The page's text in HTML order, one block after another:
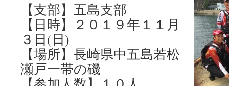
【支部】五島支部
【日時】２０１９年１１月
３日(日)
【場所】長崎県中五島若松
瀬戸一帯の磯